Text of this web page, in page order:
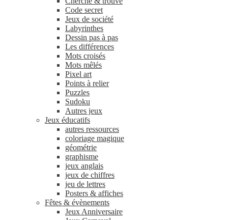
Code secret
Jeux de société
Labyrinthes
Dessin pas à pas
Les différences
Mots croisés
Mots mêlés
Pixel art
Points à relier
Puzzles
Sudoku
Autres jeux
Jeux éducatifs
autres ressources
coloriage magique
géométrie
graphisme
jeux anglais
jeux de chiffres
jeu de lettres
Posters & affiches
Fêtes & évènements
Jeux Anniversaire